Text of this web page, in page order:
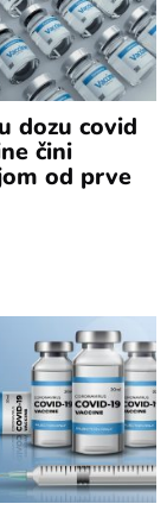
dozu covid
čini
od prve